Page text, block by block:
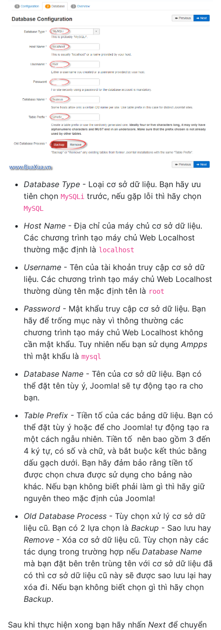
Database Type - Loại cơ sở dữ liệu. Bạn hãy ưu
tiên chọn MySQLi trước, nếu gặp lỗi thì hãy chọn
MySQL
Host Name - Địa chỉ của máy chủ cơ sở dữ liệu.
Các chương trình tạo máy chủ Web Localhost
thường mặc định là localhost
Username - Tên của tài khoản truy cập cơ sở dữ
liệu. Các chương trình tạo máy chủ Web Localhost
thường dùng tên mặc định tên là root
Password - Mật khẩu truy cập cơ sở dữ liệu. Bạn
hãy để trống mục này vì thông thường các
chương trình tạo máy chủ Web Localhost không
cần mật khẩu. Tuy nhiên nếu bạn sử dụng Ampps
thì mật khẩu là mysql
Database Name - Tên của cơ sở dữ liệu. Bạn có
thể đặt tên tùy ý, Joomla! sẽ tự động tạo ra cho
bạn.
Table Prefix - Tiền tố của các bảng dữ liệu. Bạn có
thể đặt tùy ý hoặc để cho Joomla! tự động tạo ra
một cách ngẫu nhiên. Tiền tố nên bao gồm 3 đến
4 ký tự, có số và chữ, và bắt buộc kết thúc bằng
dấu gạch dưới. Bạn hãy đảm bảo rằng tiền tố
được chọn chưa được sử dụng cho bảng nào
khác. Nếu bạn không biết phải làm gì thì hãy giữ
nguyên theo mặc định của Joomla!
Old Database Process - Tùy chọn xử lý cơ sở dữ
liệu cũ. Bạn có 2 lựa chọn là Backup - Sao lưu hay
Remove - Xóa cơ sở dữ liệu cũ. Tùy chọn này các
tác dụng trong trường hợp nếu Database Name
mà bạn đặt bên trên trùng tên với cơ sở dữ liệu đã
có thì cơ sở dữ liệu cũ này sẽ được sao lưu lại hay
xóa đi. Nếu bạn không biết chọn gì thì hãy chọn
Backup.
Sau khi thực hiện xong bạn hãy nhấn Next để chuyển